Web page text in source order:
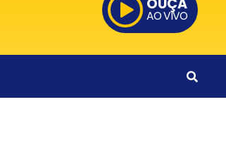
AO VIVO